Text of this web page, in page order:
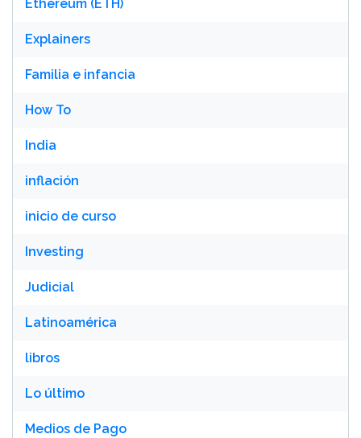
Ethereum (ETH)
Explainers
Familia e infancia
How To
India
inflación
inicio de curso
Investing
Judicial
Latinoamérica
libros
Lo último
Medios de Pago